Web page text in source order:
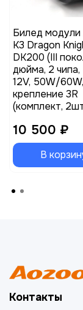
Билед модули
K3 Dragon
DK200 (III
дюйма, 2 чипа,
12V, 50W/60W,
крепление 3R
(комплект,
10 500 ₽
В
Контакты